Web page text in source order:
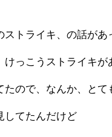
ストライキ、の話があ
けっこうストライキが
たので、なんか、とて
してたんだけど